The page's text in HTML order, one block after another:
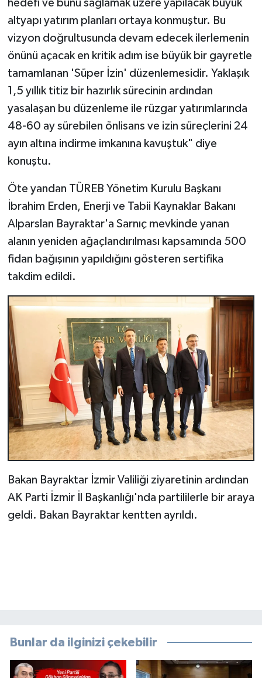
hedefi ve bunu sağlamak üzere yapılacak büyük
altyapı yatırım planları ortaya konmuştur. Bu
vizyon doğrultusunda devam edecek ilerlemenin
önünü açacak en kritik adım ise büyük bir gayretle
tamamlanan 'Süper İzin' düzenlemesidir. Yaklaşık
1,5 yıllık titiz bir hazırlık sürecinin ardından
yasalaşan bu düzenleme ile rüzgar yatırımlarında
48-60 ay sürebilen önlisans ve izin süreçlerini 24
ayın altına indirme imkanına kavuştuk" diye
konuştu.
Öte yandan TÜREB Yönetim Kurulu Başkanı
İbrahim Erden, Enerji ve Tabii Kaynaklar Bakanı
Alparslan Bayraktar'a Sarnıç mevkinde yanan
alanın yeniden ağaçlandırılması kapsamında 500
fidan bağışının yapıldığını gösteren sertifika
takdim edildi.
Bakan Bayraktar İzmir Valiliği ziyaretinin ardından
AK Parti İzmir İl Başkanlığı'nda partililerle bir araya
geldi. Bakan Bayraktar kentten ayrıldı.
Bunlar da ilginizi çekebilir